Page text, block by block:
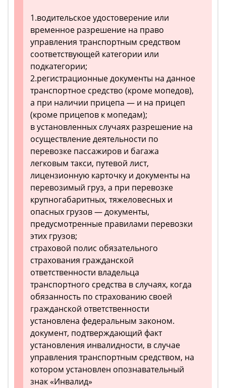
1.водительское удостоверение или
временное разрешение на право
управления транспортным средством
соответствующей категории или
подкатегории;
2.регистрационные документы на данное
транспортное средство (кроме мопедов),
а при наличии прицепа — и на прицеп
(кроме прицепов к мопедам);
в установленных случаях разрешение на
осуществление деятельности по
перевозке пассажиров и багажа
легковым такси, путевой лист,
лицензионную карточку и документы на
перевозимый груз, а при перевозке
крупногабаритных, тяжеловесных и
опасных грузов — документы,
предусмотренные правилами перевозки
этих грузов;
страховой полис обязательного
страхования гражданской
ответственности владельца
транспортного средства в случаях, когда
обязанность по страхованию своей
гражданской ответственности
установлена федеральным законом.
документ, подтверждающий факт
установления инвалидности, в случае
управления транспортным средством, на
котором установлен опознавательный
знак «Инвалид»